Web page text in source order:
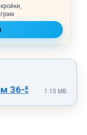
36-56 евро (42-
1.15 MB